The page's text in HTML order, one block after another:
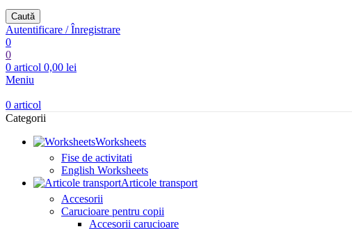
Caută
Autentificare / Înregistrare
0
0
0 articol 0,00 lei
Meniu
0 articol
Categorii
Worksheets
Fise de activitati
English Worksheets
Articole transport
Accesorii
Carucioare pentru copii
Accesorii carucioare